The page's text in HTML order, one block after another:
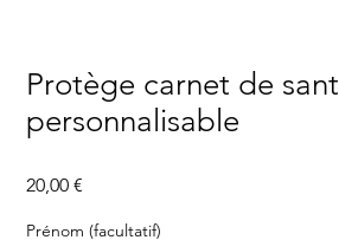
Protège carnet de
personnalisable
20,00 €
Prénom (facultatif)